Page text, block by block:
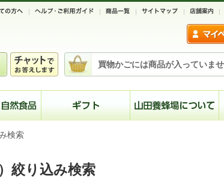
買物かごには商品が入っていま
検索
絞り込み検索